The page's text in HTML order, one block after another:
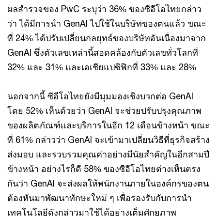
ผลสำรวจของ PwC ระบุว่า 36% ของซีอีโอไทยกล่าว
ว่า ได้มีการนำ GenAI ไปใช้ในบริษัทของตนแล้ว ขณะ
ที่ 24% ได้ปรับเปลี่ยนกลยุทธ์ของบริษัทอันเนื่องมาจาก
GenAI ซึ่งตัวเลขเหล่านี้สอดคล้องกับตัวเลขทั่วโลกที่
32% และ 31% และเอเชียแปซิฟิกที่ 33% และ 28%
นอกจากนี้ ซีอีโอไทยยังมีมุมมองเชิงบวกต่อ GenAI
โดย 52% เห็นด้วยว่า GenAI จะช่วยปรับปรุงคุณภาพ
ของผลิตภัณฑ์และบริการในอีก 12 เดือนข้างหน้า ขณะ
ที่ 61% กล่าวว่า GenAI จะเข้ามาเปลี่ยนวิธีที่ธุรกิจสร้าง
ส่งมอบ และรวบรวมคุณค่าอย่างมีนัยสำคัญในอีกสามปี
ข้างหน้า อย่างไรก็ดี 58% ของซีอีโอไทยต่างเห็นตรง
กันว่า GenAI จะส่งผลให้พนักงานภายในองค์กรของตน
ต้องหันมาพัฒนาทักษะใหม่ ๆ เพื่อรองรับกับการนำ
เทคโนโลยีดังกล่าวมาใช้ได้อย่างเต็มศักยภาพ